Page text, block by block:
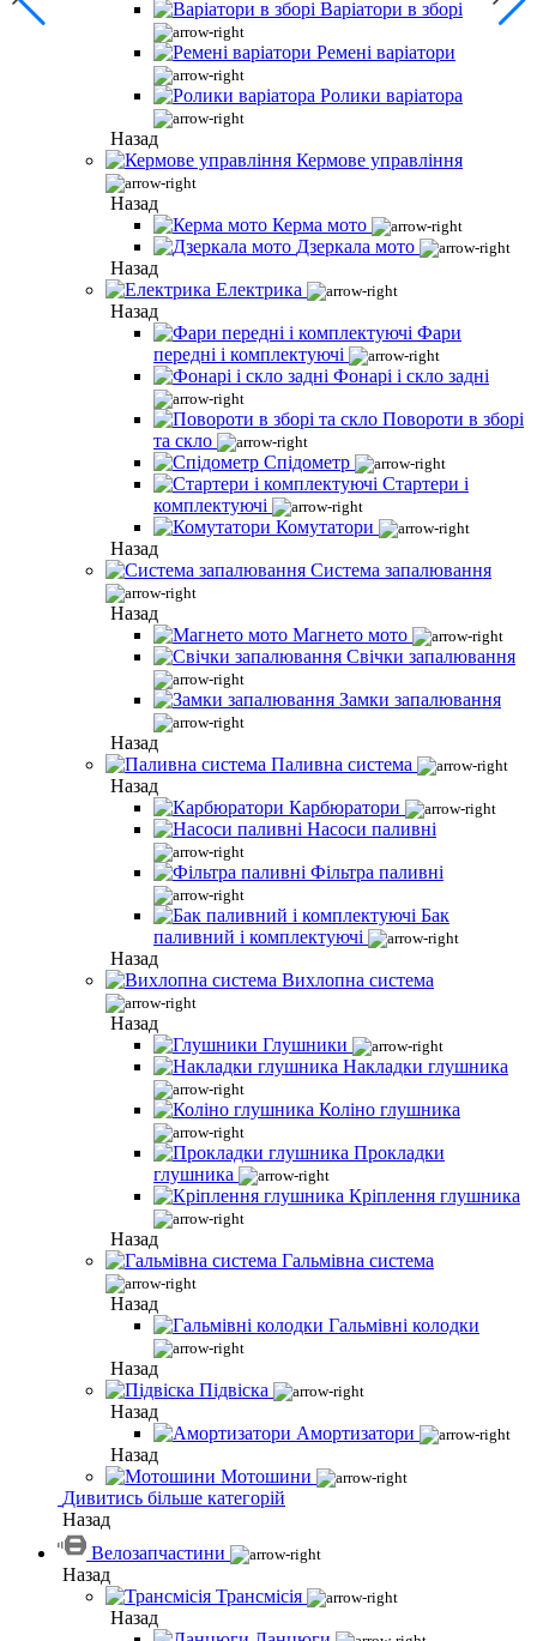
Варіатори в зборі
Ремені варіатори
Ролики варіатора
Назад
Кермове управління
Назад
Керма мото
Дзеркала мото
Назад
Електрика
Назад
Фари
передні і комплектуючі
Фонарі і скло задні
Повороти в зборі
та скло
Спідометр
Стартери і
комплектуючі
Комутатори
Назад
Система запалювання
Назад
Магнето мото
Свічки запалювання
Замки запалювання
Назад
Паливна система
Назад
Карбюратори
Насоси паливні
Фільтра паливні
Бак
паливний і комплектуючі
Назад
Вихлопна система
Назад
Глушники
Накладки глушника
Коліно глушника
Прокладки
глушника
Кріплення глушника
Назад
Гальмівна система
Назад
Гальмівні колодки
Назад
Підвіска
Назад
Амортизатори
Назад
Мотошини
Дивитись більше категорій
Назад
Велозапчастини
Назад
Трансмісія
Назад